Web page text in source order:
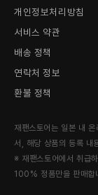
개인정보처리방침
서비스 약관
배송 정책
연락처 정보
환불 정책
재팬스토어는 일본 내
서, 해당 상품의 등록 내
※ 재팬스토어에서 취급
100% 정품만을 판매합